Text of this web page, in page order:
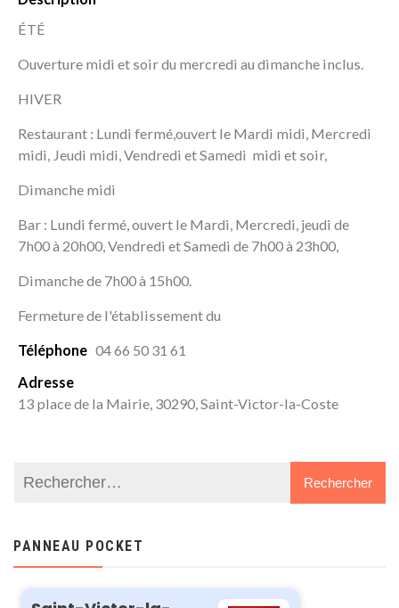
ÉTÉ
Ouverture midi et soir du mercredi au dimanche inclus.
HIVER
Restaurant : Lundi fermé,ouvert le Mardi midi, Mercredi
midi, Jeudi midi, Vendredi et Samedi midi et soir,
Dimanche midi
Bar : Lundi fermé, ouvert le Mardi, Mercredi, jeudi de
7h00 à 20h00, Vendredi et Samedi de 7h00 à 23h00,
Dimanche de 7h00 à 15h00.
Fermeture de l'établissement du
Téléphone 04 66 50 31 61
Adresse
13 place de la Mairie, 30290, Saint-Victor-la-Coste
PANNEAU POCKET